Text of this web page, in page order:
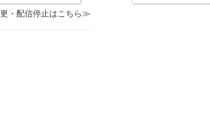
・配信停止はこちら